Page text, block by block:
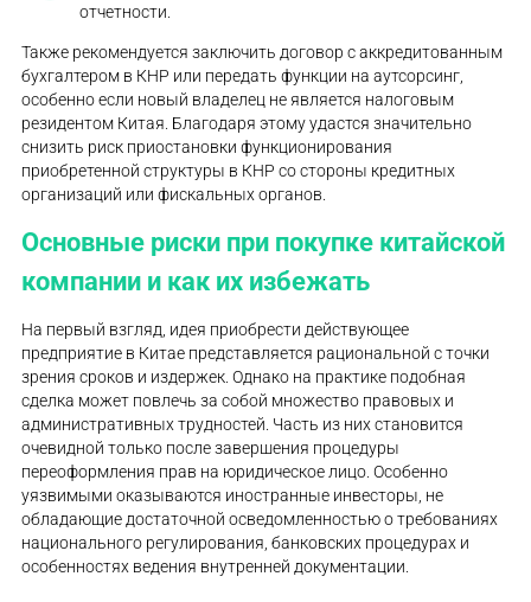
отчетности.
Также рекомендуется заключить договор с аккредитованным
бухгалтером в КНР или передать функции на аутсорсинг,
особенно если новый владелец не является налоговым
резидентом Китая. Благодаря этому удастся значительно
снизить риск приостановки функционирования
приобретенной структуры в КНР со стороны кредитных
организаций или фискальных органов.
Основные риски при покупке китайской
компании и как их избежать
На первый взгляд, идея приобрести действующее
предприятие в Китае представляется рациональной с точки
зрения сроков и издержек. Однако на практике подобная
сделка может повлечь за собой множество правовых и
административных трудностей. Часть из них становится
очевидной только после завершения процедуры
переоформления прав на юридическое лицо. Особенно
уязвимыми оказываются иностранные инвесторы, не
обладающие достаточной осведомленностью о требованиях
национального регулирования, банковских процедурах и
особенностях ведения внутренней документации.